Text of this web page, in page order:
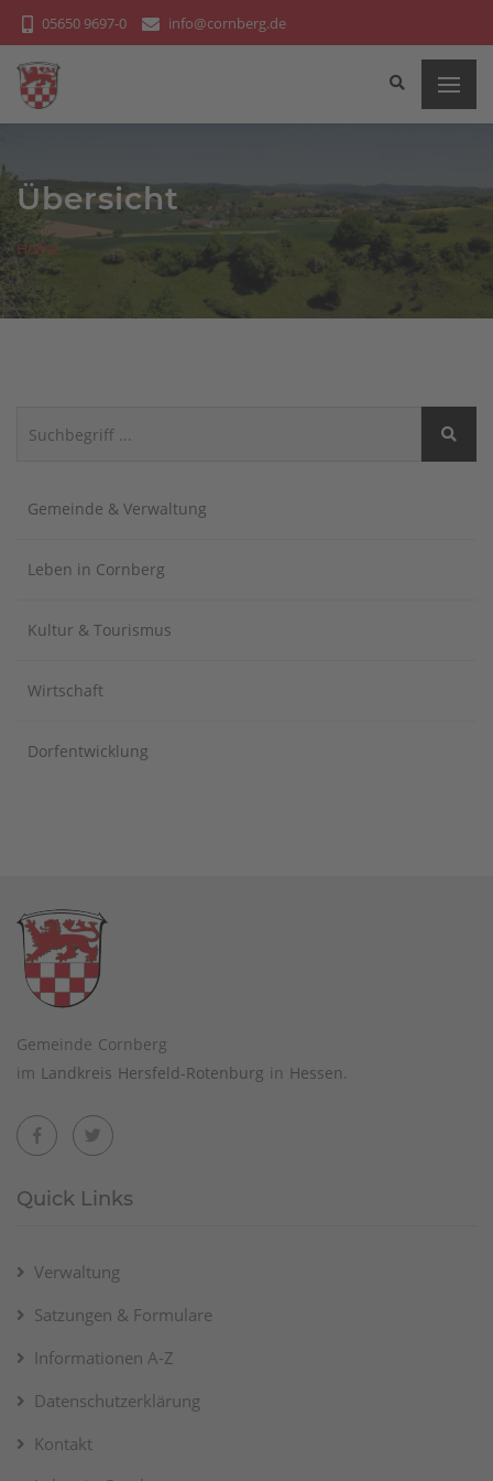
Bitte
beachten
Sie:
Diese
Website
ein
Barrierefreiheitssystem.
05650 9697-0 info@cornberg.de
Übersicht
Home
Gemeinde & Verwaltung
Leben in Cornberg
Kultur & Tourismus
Wirtschaft
Dorfentwicklung
Gemeinde Cornberg
im Landkreis Hersfeld-Rotenburg in Hessen.
Quick Links
Verwaltung
Satzungen & Formulare
Informationen A-Z
Datenschutzerklärung
Kontakt